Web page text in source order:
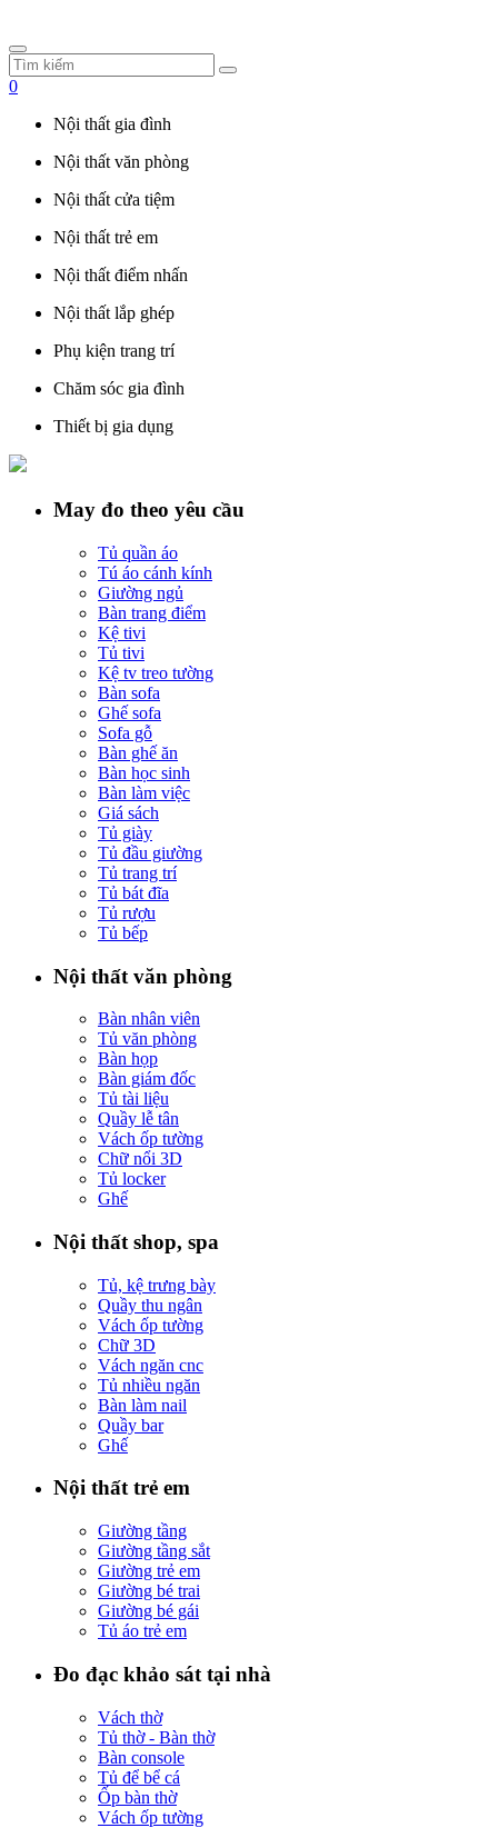
0
Nội thất gia đình
Nội thất văn phòng
Nội thất cửa tiệm
Nội thất trẻ em
Nội thất điểm nhấn
Nội thất lắp ghép
Phụ kiện trang trí
Chăm sóc gia đình
Thiết bị gia dụng
May đo theo yêu cầu
Tủ quần áo
Tú áo cánh kính
Giường ngủ
Bàn trang điểm
Kệ tivi
Tủ tivi
Kệ tv treo tường
Bàn sofa
Ghế sofa
Sofa gỗ
Bàn ghế ăn
Bàn học sinh
Bàn làm việc
Giá sách
Tủ giày
Tủ đầu giường
Tủ trang trí
Tủ bát đĩa
Tủ rượu
Tủ bếp
Nội thất văn phòng
Bàn nhân viên
Tủ văn phòng
Bàn họp
Bàn giám đốc
Tủ tài liệu
Quầy lễ tân
Vách ốp tường
Chữ nổi 3D
Tủ locker
Ghế
Nội thất shop, spa
Tủ, kệ trưng bày
Quầy thu ngân
Vách ốp tường
Chữ 3D
Vách ngăn cnc
Tủ nhiều ngăn
Bàn làm nail
Quầy bar
Ghế
Nội thất trẻ em
Giường tầng
Giường tầng sắt
Giường trẻ em
Giường bé trai
Giường bé gái
Tủ áo trẻ em
Đo đạc khảo sát tại nhà
Vách thờ
Tủ thờ - Bàn thờ
Bàn console
Tủ để bể cá
Ốp bàn thờ
Vách ốp tường